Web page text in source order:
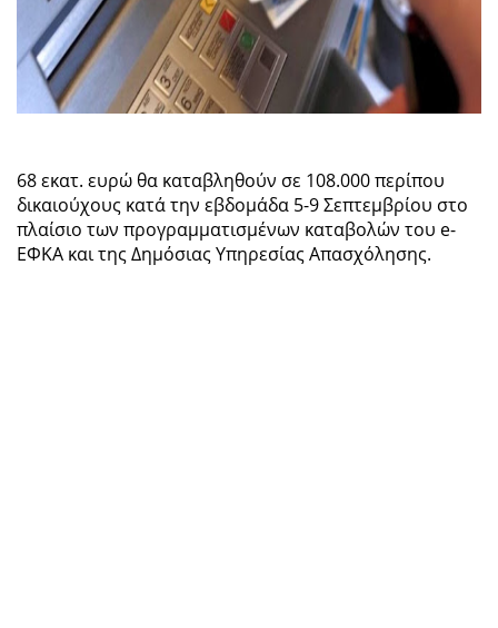
68 εκατ. ευρώ θα καταβληθούν σε 108.000 περίπου
δικαιούχους κατά την εβδομάδα 5-9 Σεπτεμβρίου στο
πλαίσιο των προγραμματισμένων καταβολών του e-
ΕΦΚΑ και της Δημόσιας Υπηρεσίας Απασχόλησης.